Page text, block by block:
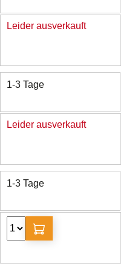
Leider ausverkauft
1-3 Tage
Leider ausverkauft
1-3 Tage